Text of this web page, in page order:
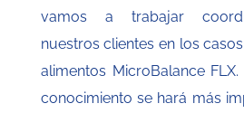
vamos a trabajar
nuestros clientes en los
alimentos MicroBalance
conocimiento se hará más